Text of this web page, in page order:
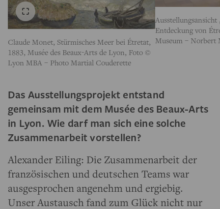
Claude Monet, Stürmisches Meer bei Étretat,
1883, Musée des Beaux-Arts de Lyon, Foto ©
Lyon MBA – Photo Martial Couderette
Entdeckung von
Museum – Norbert
Das Ausstellungsprojekt entstand
gemeinsam mit dem Musée des Beaux-Arts
in Lyon. Wie darf man sich eine solche
Zusammenarbeit vorstellen?
Alexander Eiling: Die Zusammenarbeit der
französischen und deutschen Teams war
ausgesprochen angenehm und ergiebig.
Unser Austausch fand zum Glück nicht nur